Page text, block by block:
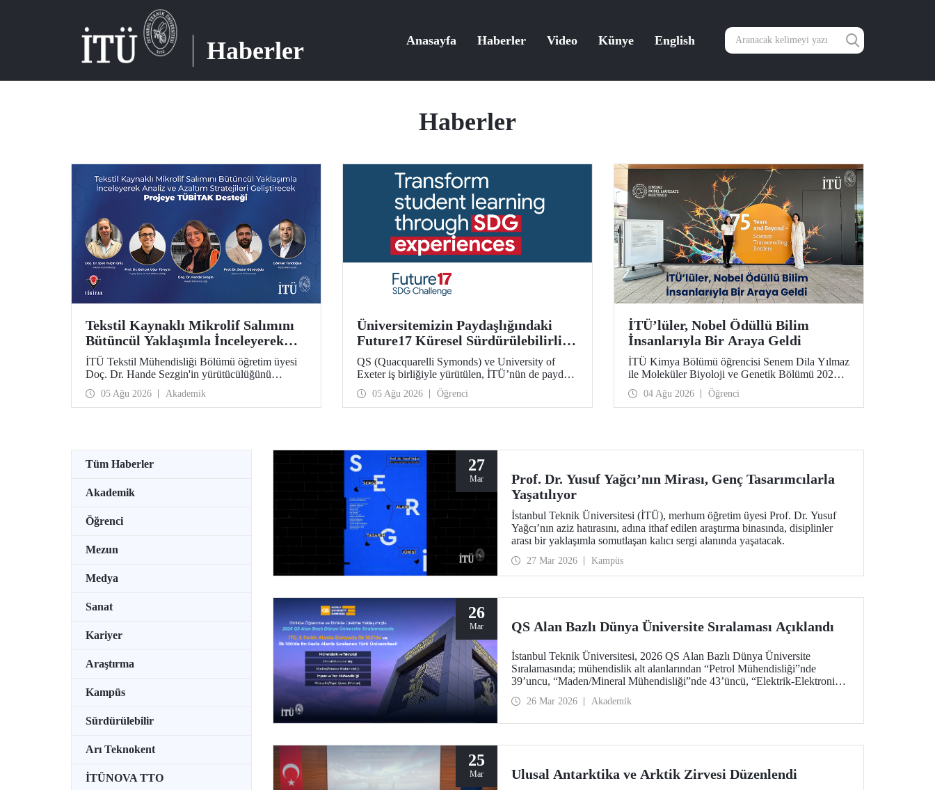
Haberler Anasayfa Haberler Video Künye English
Haberler
Tekstil Kaynaklı Mikrolif Salımını
Bütüncül Yaklaşımla İnceleyerek
Analiz ve Azaltım Stratejileri
Geliştirecek Projeye TÜBİTAK
Desteği
İTÜ Tekstil Mühendisliği Bölümü öğretim üyesi
Doç. Dr. Hande Sezgin'in yürütücülüğünü
üstlendiği “Sürdürülebilir Pamuk ve Polyester
Esaslı Tekstil Ürünlerinde Kullanım Koşullarına
Bağlı Mikrolif Salımı: Aşınma, UV Maruziyeti ve
proje, TÜBİTAK 2515 – COST Aksiyon Üyeleri
Ar-Ge Destek Programı kapsamında
05 Ağu 2026 Akademik
Üniversitemizin Paydaşlığındaki
Future17 Küresel Sürdürülebilirlik
Proje Programı, Öğrencilerimizin
Başvurularını Bekliyor
QS (Quacquarelli Symonds) ve University of
Exeter iş birliğiyle yürütülen, İTÜ’nün de paydaşı
olduğu Future17 Küresel Sürdürülebilirlik Proje
Programı için yeni dönem öğrenci başvuruları
açıldı. Başvurular için son gün 31 Ağustos!
05 Ağu 2026 Öğrenci
İTÜ’lüler, Nobel Ödüllü Bilim
İnsanlarıyla Bir Araya Geldi
İTÜ Kimya Bölümü öğrencisi Senem Dila Yılmaz
ile Moleküler Biyoloji ve Genetik Bölümü 2026
yılı mezunu Elif Önel, TÜBİTAK 2224-C Yurt
Dışı Bilimsel Etkinliklere Katılım Desteği
kapsamında 75’inci Lindau Nobel Ödüllü Bilim
04 Ağu 2026 Öğrenci
Tüm Haberler
Akademik
Öğrenci
Mezun
Medya
Sanat
Kariyer
Araştırma
Kampüs
Sürdürülebilir
Arı Teknokent
İTÜNOVA TTO
27
Mar
Prof. Dr. Yusuf Yağcı’nın Mirası, Genç Tasarımcılarla
Yaşatılıyor
İstanbul Teknik Üniversitesi (İTÜ), merhum öğretim üyesi Prof. Dr. Yusuf
Yağcı’nın aziz hatırasını, adına ithaf edilen araştırma binasında, disiplinler
arası bir yaklaşımla somutlaşan kalıcı sergi alanında yaşatacak.
27 Mar 2026 Kampüs
26
Mar QS Alan Bazlı Dünya Üniversite Sıralaması Açıklandı
İstanbul Teknik Üniversitesi, 2026 QS Alan Bazlı Dünya Üniversite
Sıralamasında; mühendislik alt alanlarından “Petrol Mühendisliği”nde
39’uncu, “Maden/Mineral Mühendisliği”nde 43’üncü, “Elektrik-Elektronik
“İnşaat ve Yapı Mühendisliği”nde ise 51-100 aralığında bulunan İTÜ,
26 Mar 2026 Akademik
25
Mar Ulusal Antarktika ve Arktik Zirvesi Düzenlendi